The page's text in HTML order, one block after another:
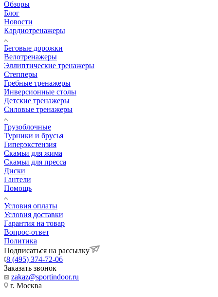
Обзоры
Блог
Новости
Кардиотренажеры
Беговые дорожки
Велотренажеры
Эллиптические тренажеры
Степперы
Гребные тренажеры
Инверсионные столы
Детские тренажеры
Силовые тренажеры
Грузоблочные
Турники и брусья
Гиперэкстензия
Скамьи для жима
Скамьи для пресса
Диски
Гантели
Помощь
Условия оплаты
Условия доставки
Гарантия на товар
Вопрос-ответ
Политика
Подписаться на рассылку
8 (495) 374-72-06
Заказать звонок
zakaz@sportindoor.ru
г. Москва